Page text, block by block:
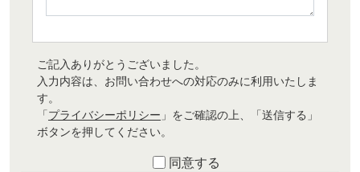
ご記入ありがとうございました。
入力内容は、お問い合わせへの対応のみに利用いたしま
す。
「プライバシーポリシー 」をご確認の上、「送信する」
ボタンを押してください。
同意する